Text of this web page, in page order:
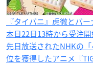
『タイバニ』虎徹とバ
本日22日13時から受注
先日放送されたNHKの
位を獲得したアニメ『